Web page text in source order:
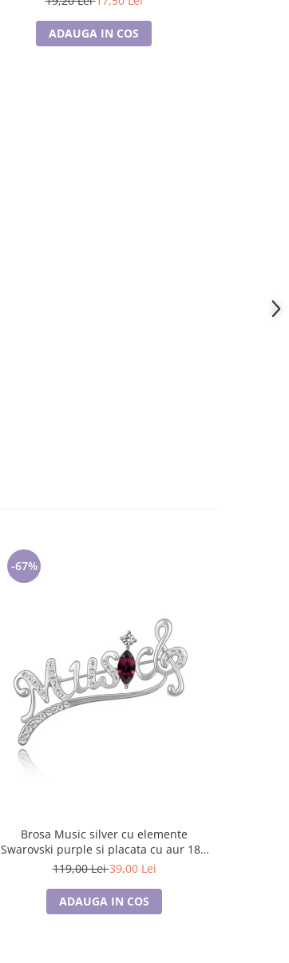
ADAUGA IN COS
-67%
Brosa Music silver cu elemente
Swarovski purple si placata cu aur 18K
garantie 6 luni
119,00 Lei39,00 Lei
ADAUGA IN COS